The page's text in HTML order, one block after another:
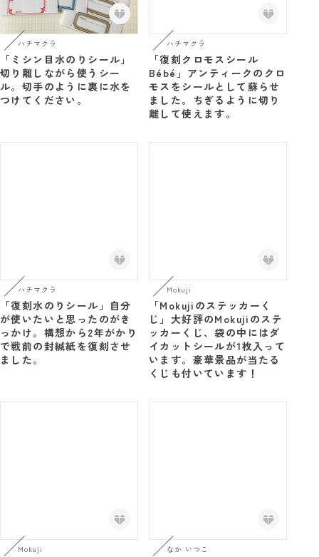
ハチマクラ
「ミシン目水のりシール」
切り離しながら使うシー
ル。切手のように裏に水を
つけてください。
ハチマクラ
「復刻クロモスシール
Bébé」アンティークのクロ
モスをシールとして蘇らせ
ました。ちぎるように切り
離して使えます。
ハチマクラ
「復刻水のりシール」自分
が使いたいと思ったのがき
っかけ。構想から2年がかり
で戦前の封緘紙を復刻させ
ました。
Mokuji
「Mokujiのステッカーく
じ」大好評のMokujiのステ
ッカーくじ、袋の中にはダ
イカットシールが1枚入って
います。豪華景品が当たる
くじも付いています！
Mokuji なか いつこ